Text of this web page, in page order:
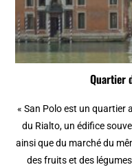
Quartier
« San Polo est un quartier
du Rialto, un édifice
ainsi que du marché du
des fruits et des